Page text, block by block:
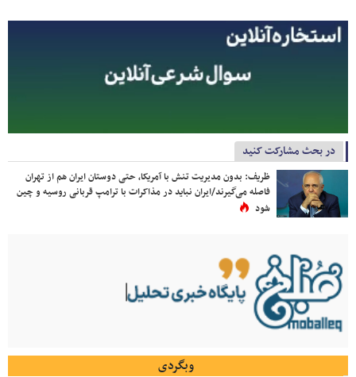
در بحث مشارکت کنید
ظریف: بدون مدیریت تنش با آمریکا، حتی دوستان ایران هم از تهران
فاصله می‌گیرند/ایران نباید در مذاکرات با ترامپ قربانی روسیه و چین
شود
وبگردی